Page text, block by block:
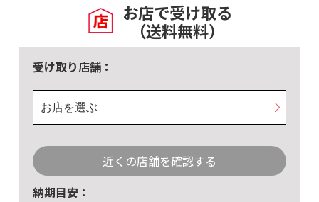
お店で受け取る
（送料無料）
受け取り店舗：
お店を選ぶ
近くの店舗を確認する
納期目安：